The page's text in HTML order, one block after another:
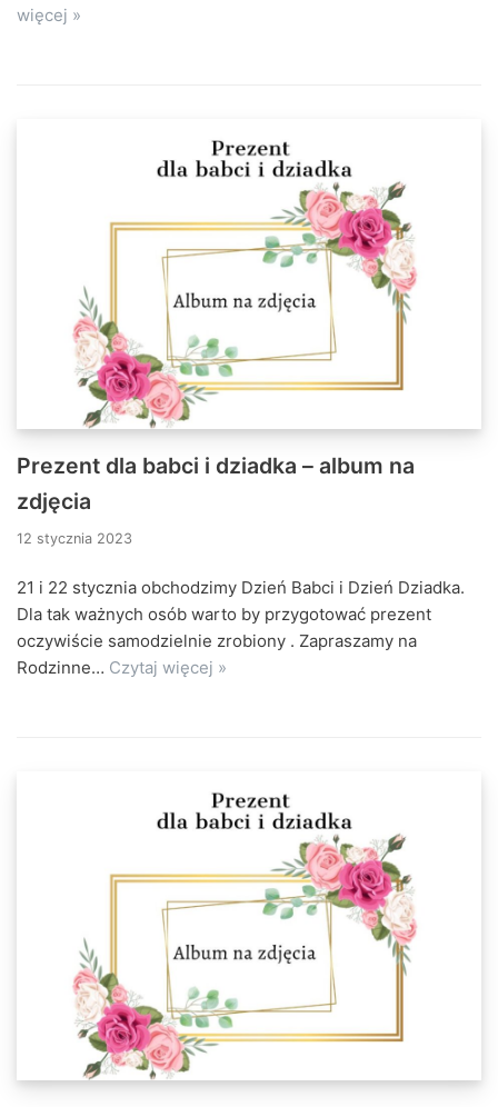
więcej »
Prezent dla babci i dziadka – album na
zdjęcia
12 stycznia 2023
21 i 22 stycznia obchodzimy Dzień Babci i Dzień Dziadka.
Dla tak ważnych osób warto by przygotować prezent
oczywiście samodzielnie zrobiony . Zapraszamy na
Rodzinne… Czytaj więcej »